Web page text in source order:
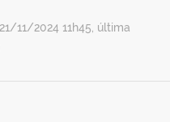
11/2024 11h45, última